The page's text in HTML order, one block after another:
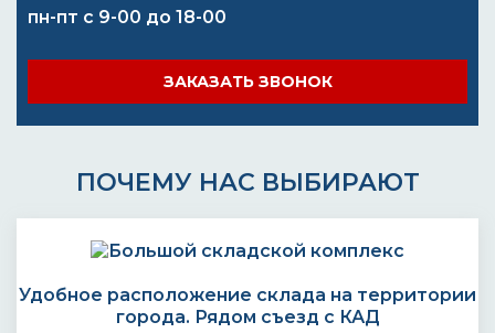
пн-пт с 9-00 до 18-00
ЗАКАЗАТЬ ЗВОНОК
ПОЧЕМУ НАС ВЫБИРАЮТ
Удобное расположение склада на территории
города. Рядом съезд с КАД